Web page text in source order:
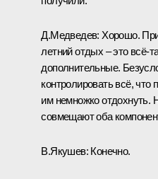
Д.Медведев: Хорошо.
летний отдых – это
дополнительные.
контролировать всё, что
им немножко
совмещают оба
В.Якушев: Конечно.